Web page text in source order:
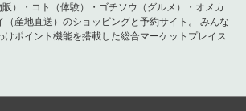
）・コト（体験）・ゴチソウ（グルメ）・オメカ
産地直送）のショッピングと予約サイト。
みんな
けポイント機能を搭載した総合マーケットプレイス